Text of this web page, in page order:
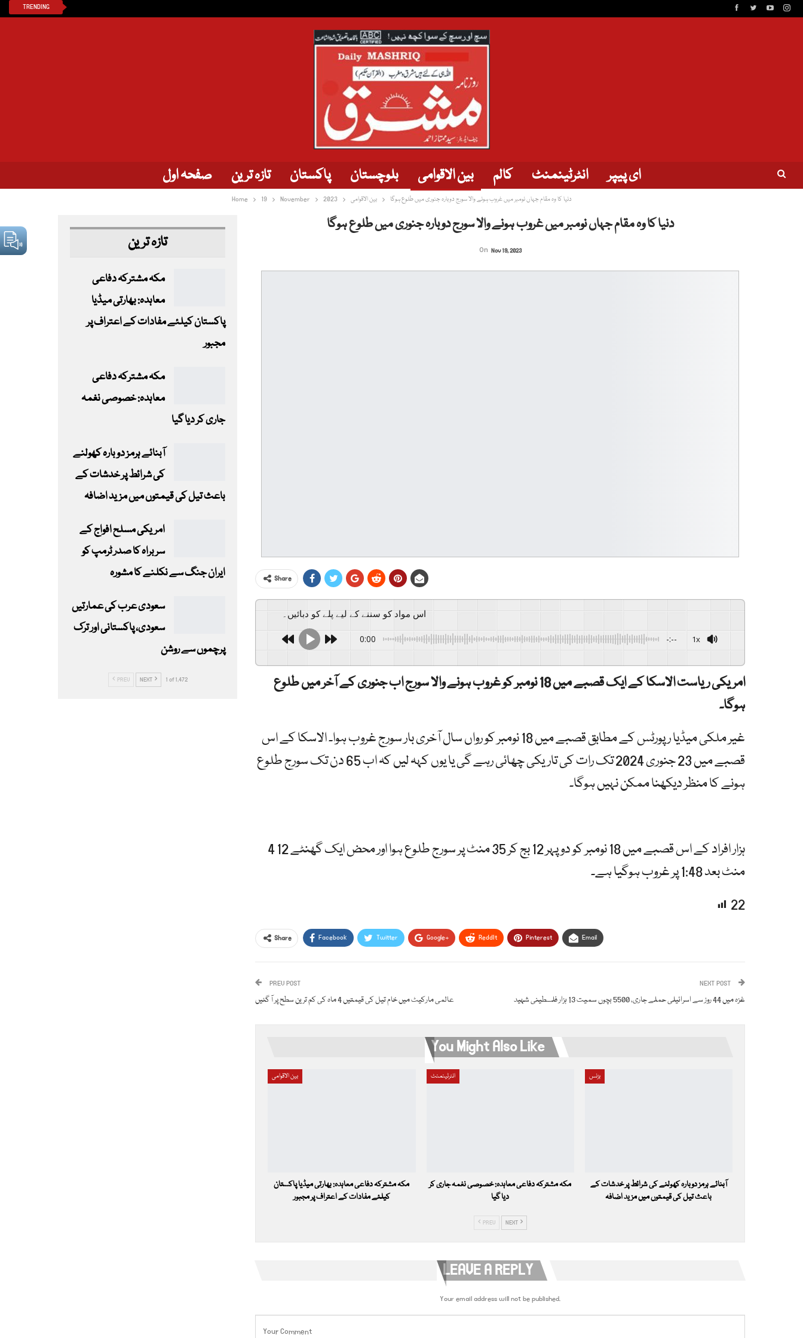
TRENDING
صفحہ اول تازہ ترین پاکستان بلوچستان بین الاقوامی کالم انٹرٹینمنٹ ای پیپر
Home 19 November 2023 بین الاقوامی دنیا کا وہ مقام جہاں نومبر میں غروب ہونے والا سورج دوبارہ جنوری میں طلوع ہوگا
دنیا کا وہ مقام جہاں نومبر میں غروب ہونے والا سورج دوبارہ جنوری میں طلوع ہوگا
On Nov 19, 2023
Share
اس مواد کو سننے کے لیے پلے کو دبائیں۔
0:00 -:-- 1x
امریکی ریاست الاسکا کے ایک قصبے میں 18 نومبر کو غروب ہونے والا سورج اب جنوری کے آخر میں طلوع
ہوگا۔
غیر ملکی میڈیا رپورٹس کے مطابق قصبے میں 18 نومبر کو رواں سال آخری بار سورج غروب ہوا۔ الاسکا کے اس
قصبے میں 23 جنوری 2024 تک رات کی تاریکی چھائی رہے گی یا یوں کہہ لیں کہ اب 65 دن تک سورج طلوع
ہونے کا منظر دیکھنا ممکن نہیں ہوگا۔
4 ہزار افراد کے اس قصبے میں 18 نومبر کو دوپہر 12 بج کر 35 منٹ پر سورج طلوع ہوا اور محض ایک گھنٹے 12
منٹ بعد 1:48 پر غروب ہوگیا ہے۔
22
Share Facebook Twitter Google+ ReddIt Pinterest Email
PREV POST
عالمی مارکیٹ میں خام تیل کی قیمتیں 4 ماہ کی کم ترین سطح پر آ گئیں
NEXT POST
غزہ میں 44 روز سے اسرائیلی حملے جاری، 5500 بچوں سمیت 13 ہزار فلسطینی شہید
You Might Also Like
بین الاقوامی
مکہ مشترکہ دفاعی معاہدہ: بھارتی میڈیا پاکستان
کیلئے مفادات کے اعتراف پر مجبور
انٹرٹینمنٹ
مکہ مشترکہ دفاعی معاہدہ: خصوصی نغمہ جاری کر
دیا گیا
بزنس
آبنائے ہرمز دوبارہ کھولنے کی شرائط پر خدشات کے
باعث تیل کی قیمتوں میں مزید اضافہ
PREV NEXT
LEAVE A REPLY
Your email address will not be published.
تازہ ترین
مکہ مشترکہ دفاعی
معاہدہ: بھارتی میڈیا
پاکستان کیلئے مفادات کے اعتراف پر
مجبور
مکہ مشترکہ دفاعی
معاہدہ: خصوصی نغمہ
جاری کر دیا گیا
آبنائے ہرمز دوبارہ کھولنے
کی شرائط پر خدشات کے
باعث تیل کی قیمتوں میں مزید اضافہ
امریکی مسلح افواج کے
سربراہ کا صدر ٹرمپ کو
ایران جنگ سے نکلنے کا مشورہ
سعودی عرب کی عمارتیں
سعودی، پاکستانی اور ترک
پرچموں سے روشن
PREV NEXT 1 of 1,472